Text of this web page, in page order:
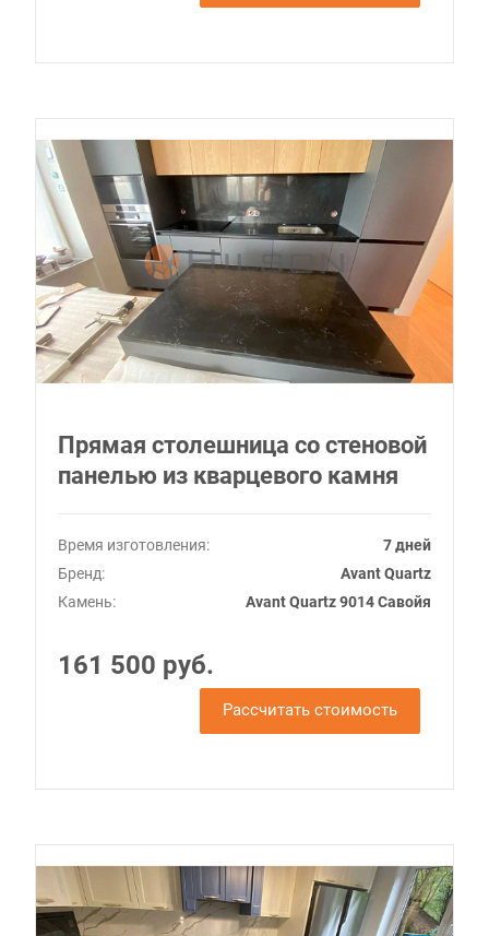
Прямая столешница со стеновой
панелью из кварцевого камня
Время изготовления:
7 дней
Бренд:
Avant Quartz
Камень:
Avant Quartz 9014 Савойя
161 500 руб.
Рассчитать стоимость